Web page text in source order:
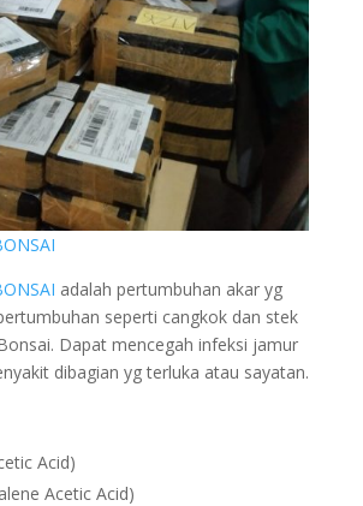
adalah pertumbuhan akar yg
seperti cangkok dan stek
Dapat mencegah infeksi jamur
dibagian yg terluka atau sayatan.
Acid)
Acetic Acid)